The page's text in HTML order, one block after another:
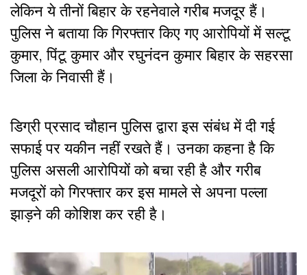
लेकिन ये तीनों बिहार के रहनेवाले गरीब मजदूर हैं।
पुलिस ने बताया कि गिरफ्तार किए गए आरोपियों में सल्टू
कुमार, पिंटू कुमार और रघुनंदन कुमार बिहार के सहरसा
जिला के निवासी हैं।
डिग्री प्रसाद चौहान पुलिस द्वारा इस संबंध में दी गई
सफाई पर यकीन नहीं रखते हैं। उनका कहना है कि
पुलिस असली आरोपियों को बचा रही है और गरीब
मजदूरों को गिरफ्तार कर इस मामले से अपना पल्ला
झाड़ने की कोशिश कर रही है।